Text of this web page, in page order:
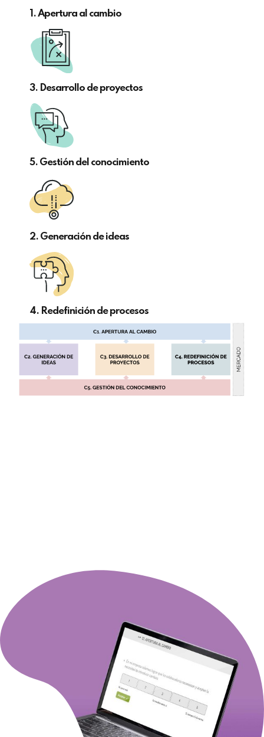
1. Apertura al cambio
3. Desarrollo de proyectos
5. Gestión del conocimiento
2. Generación de ideas
4. Redefinición de procesos